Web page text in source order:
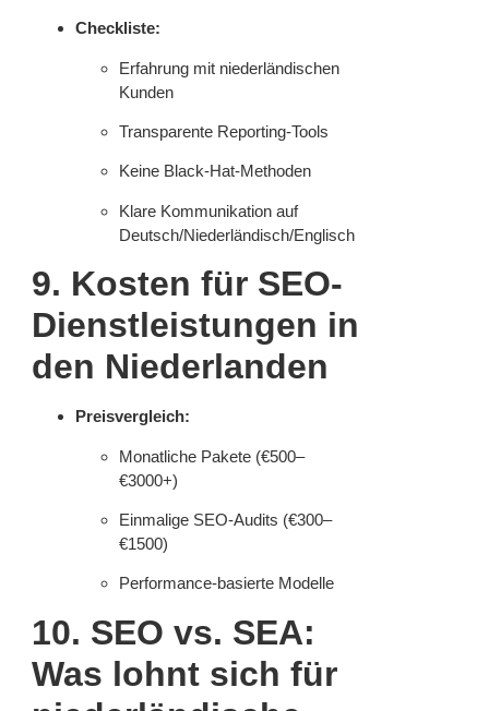
Checkliste:
Erfahrung mit niederländischen
Kunden
Transparente Reporting-Tools
Keine Black-Hat-Methoden
Klare Kommunikation auf
Deutsch/Niederländisch/Englisch
9. Kosten für SEO-
Dienstleistungen in
den Niederlanden
Preisvergleich:
Monatliche Pakete (€500–
€3000+)
Einmalige SEO-Audits (€300–
€1500)
Performance-basierte Modelle
10. SEO vs. SEA:
Was lohnt sich für